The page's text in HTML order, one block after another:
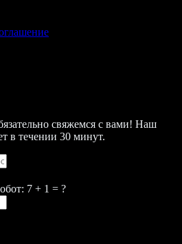
свяжемся с вами! Наш
в течении 30 минут.
7 + 1 = ?